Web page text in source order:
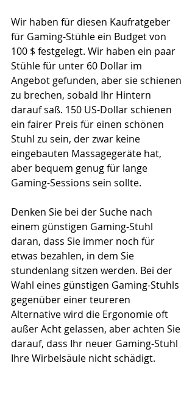
Wir haben für diesen Kaufratgeber
für Gaming-Stühle ein Budget von
100 $ festgelegt. Wir haben ein paar
Stühle für unter 60 Dollar im
Angebot gefunden, aber sie schienen
zu brechen, sobald Ihr Hintern
darauf saß. 150 US-Dollar schienen
ein fairer Preis für einen schönen
Stuhl zu sein, der zwar keine
eingebauten Massagegeräte hat,
aber bequem genug für lange
Gaming-Sessions sein sollte.
Denken Sie bei der Suche nach
einem günstigen Gaming-Stuhl
daran, dass Sie immer noch für
etwas bezahlen, in dem Sie
stundenlang sitzen werden. Bei der
Wahl eines günstigen Gaming-Stuhls
gegenüber einer teureren
Alternative wird die Ergonomie oft
außer Acht gelassen, aber achten Sie
darauf, dass Ihr neuer Gaming-Stuhl
Ihre Wirbelsäule nicht schädigt.